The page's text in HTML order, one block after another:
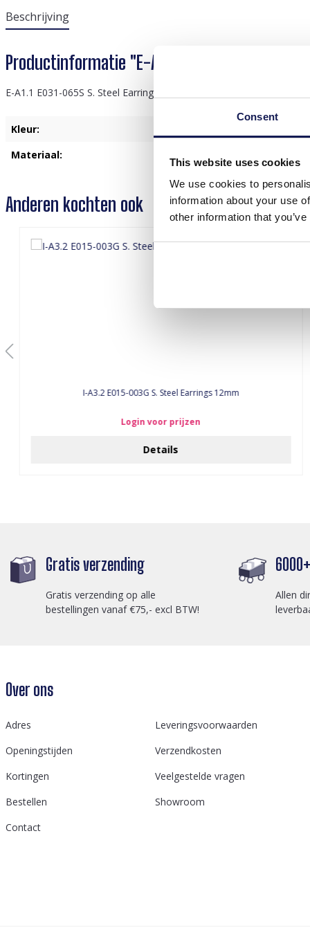
Consent
This website uses cookies
We use cookies to
information about your use
other information that
Beschrijving
Productinformatie "E-A1.1 E031-065S S. Steel
E-A1.1 E031-065S S. Steel Earrings Chain
Kleur:
Materiaal:
Anderen kochten ook
I-A3.2 E015-003G S. Steel Earrings 12mm
Login voor prijzen
Details
Gratis verzending
Gratis verzending op alle
bestellingen vanaf €75,- excl BTW!
Allen
Over ons
Adres
Leveringsvoorwaarden
Openingstijden
Verzendkosten
Kortingen
Veelgestelde vragen
Bestellen
Showroom
Contact